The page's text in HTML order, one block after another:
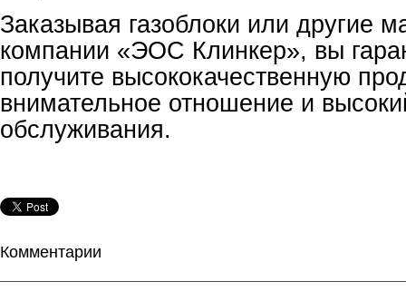
Заказывая газоблоки или другие
компании «ЭОС Клинкер», вы
получите высококачественную
внимательное отношение и
обслуживания.
Комментарии